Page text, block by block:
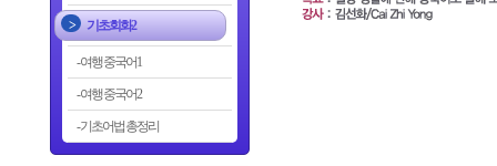
기초회화2
여행 중국어1
여행 중국어2
기초어법 총정리